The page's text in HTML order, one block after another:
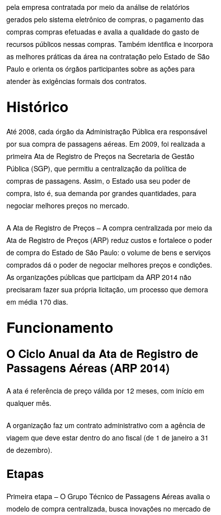
pela empresa contratada por meio da análise de relatórios
gerados pelo sistema eletrônico de compras, o pagamento das
compras compras efetuadas e avalia a qualidade do gasto de
recursos públicos nessas compras. Também identifica e incorpora
as melhores práticas da área na contratação pelo Estado de São
Paulo e orienta os órgãos participantes sobre as ações para
atender às exigências formais dos contratos.
Histórico
Até 2008, cada órgão da Administração Pública era responsável
por sua compra de passagens aéreas. Em 2009, foi realizada a
primeira Ata de Registro de Preços na Secretaria de Gestão
Pública (SGP), que permitiu a centralização da política de
compras de passagens. Assim, o Estado usa seu poder de
compra, isto é, sua demanda por grandes quantidades, para
negociar melhores preços no mercado.
A Ata de Registro de Preços – A compra centralizada por meio da
Ata de Registro de Preços (ARP) reduz custos e fortalece o poder
de compra do Estado de São Paulo: o volume de bens e serviços
comprados dá o poder de negociar melhores preços e condições.
As organizações públicas que participam da ARP 2014 não
precisaram fazer sua própria licitação, um processo que demora
em média 170 dias.
Funcionamento
O Ciclo Anual da Ata de Registro de
Passagens Aéreas (ARP 2014)
A ata é referência de preço válida por 12 meses, com início em
qualquer mês.
A organização faz um contrato administrativo com a agência de
viagem que deve estar dentro do ano fiscal (de 1 de janeiro a 31
de dezembro).
Etapas
Primeira etapa – O Grupo Técnico de Passagens Aéreas avalia o
modelo de compra centralizada, busca inovações no mercado de